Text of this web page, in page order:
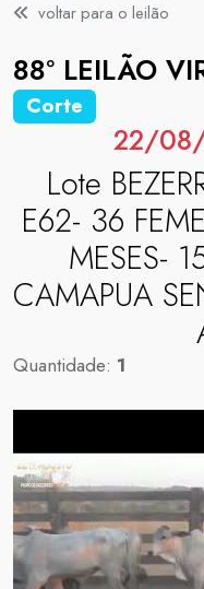
voltar para o leilão
88º LEILÃO
Corte
22/
Lote
E62- 36
MESES-
CAMAPUA
Quantidade: 1